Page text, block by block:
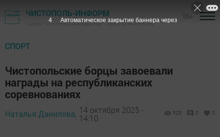
ЧИСТОПОЛЬ-ИНФОРМ
Газета "Чистопольские известия" - новости Чистополя
СПОРТ
Чистопольские борцы завоевали
награды на республиканских
соревнованиях
Наталья Данилова, 14 октября 2025 -
14:10
525 0 0
2 Автоматическое закрытие баннера через